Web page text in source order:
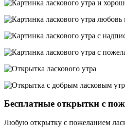
Бесплатные открытки с
Любую открытку с пожеланием